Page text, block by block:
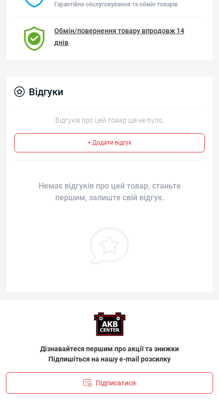
Гарантійне обслуговування та обмін товарів
Обмін/повернення товару впродовж 14
днів
Відгуки
Відгуків про цей товар ще не було.
+ Додати відгук
Немає відгуків про цей товар, станьте
першим, залиште свій відгук.
Дізнавайтеся першим про акції та знижки
Підпишіться на нашу e-mail розсилку
Підписатися